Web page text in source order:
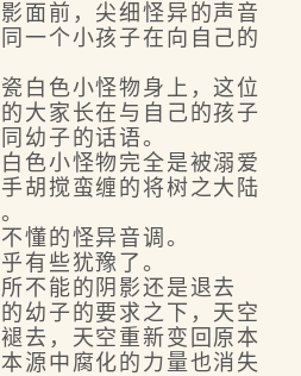
面前，尖细怪异的声音
一个小孩子在向自己的
色小怪物身上，这位
大家长在与自己的孩子
幼子的话语。
小怪物完全是被溺爱
胡搅蛮缠的将树之大陆
的怪异音调。
些犹豫了。
能的阴影还是退去
幼子的要求之下，天空
去，天空重新变回原本
源中腐化的力量也消失